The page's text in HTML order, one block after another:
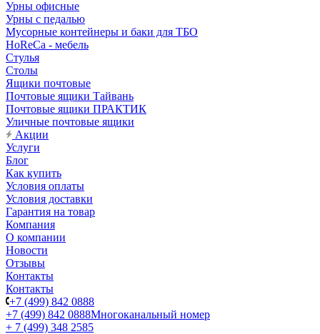
Урны офисные
Урны с педалью
Мусорные контейнеры и баки для ТБО
HoReCa - мебель
Стулья
Столы
Ящики почтовые
Почтовые ящики Тайвань
Почтовые ящики ПРАКТИК
Уличные почтовые ящики
Акции
Услуги
Блог
Как купить
Условия оплаты
Условия доставки
Гарантия на товар
Компания
О компании
Новости
Отзывы
Контакты
Контакты
+7 (499) 842 0888
+7 (499) 842 0888Многоканальный номер
+ 7 (499) 348 2585